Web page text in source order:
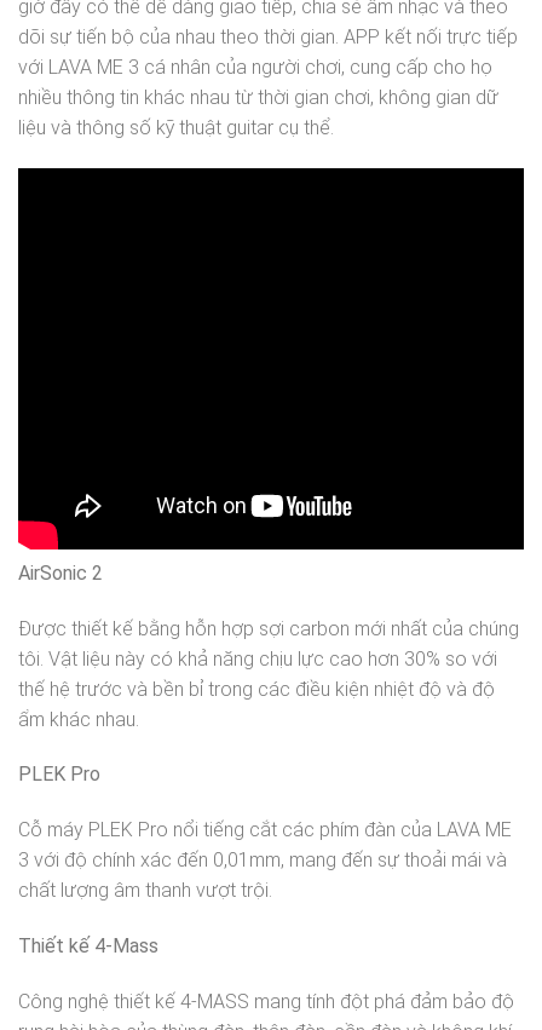
giờ đây có thể dễ dàng giao tiếp, chia sẻ âm nhạc và theo
dõi sự tiến bộ của nhau theo thời gian. APP kết nối trực tiếp
với LAVA ME 3 cá nhân của người chơi, cung cấp cho họ
nhiều thông tin khác nhau từ thời gian chơi, không gian dữ
liệu và thông số kỹ thuật guitar cụ thể.
AirSonic 2
Được thiết kế bằng hỗn hợp sợi carbon mới nhất của chúng
tôi. Vật liệu này có khả năng chịu lực cao hơn 30% so với
thế hệ trước và bền bỉ trong các điều kiện nhiệt độ và độ
ẩm khác nhau.
PLEK Pro
Cỗ máy PLEK Pro nổi tiếng cắt các phím đàn của LAVA ME
3 với độ chính xác đến 0,01mm, mang đến sự thoải mái và
chất lượng âm thanh vượt trội.
Thiết kế 4-Mass
Công nghệ thiết kế 4-MASS mang tính đột phá đảm bảo độ